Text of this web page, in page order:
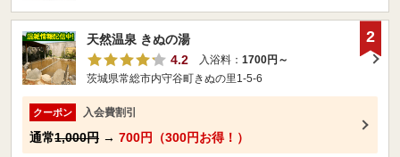
天然温泉 きぬの湯
4.2
入浴料： 1700円～
茨城県常総市内守谷町きぬの里1-5-6
クーポン 入会費割引
通常1,000円 → 700円（300円お得！）
2